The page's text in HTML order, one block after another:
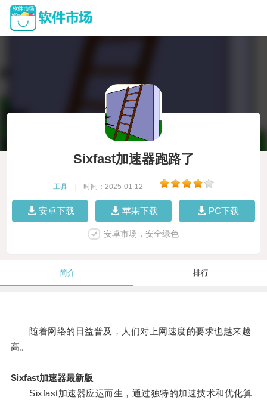
Sixfast加速器跑路了
工具 时间：2025-01-12
安卓下载 苹果下载 PC下载
安卓市场，安全绿色
简介 排行
随着网络的日益普及，人们对上网速度的要求也越来越
高。
Sixfast加速器最新版
Sixfast加速器应运而生，通过独特的加速技术和优化算